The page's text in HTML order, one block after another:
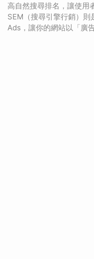
高自然搜尋排名，讓使用
SEM（搜尋引擎行銷）
Ads，讓你的網站以「廣